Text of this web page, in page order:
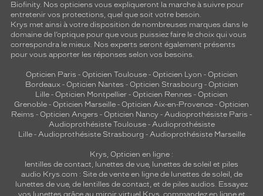
Biofinity. Nos opticiens vous expliqueront la marche à suivre pour
entretenir vos protections, quel que soit votre besoin.
Krys met ainsi à votre disposition de nombreuses marques dans le
domaine de l’optique pour que vous puissiez faire le choix qui vous
correspondra le mieux. Nos experts seront également présents
pour vous apporter les réponses selon vos besoins.
Opticien Paris - Opticien Toulouse- Opticien Lyon - Opticien
Bordeaux- Opticien Nantes - Opticien Strasbourg - Opticien
Lille - Opticien Montpellier - Opticien Rennes - Opticien
Grenoble - Opticien Marseille - Opticien Aix-en-Provence - Opticien
Reims - Opticien Angers - Opticien Nancy - Audioprothésiste Paris -
Audioprothésiste Toulouse- Audioprothésiste
Lille- Audioprothésiste Strasbourg - Audioprothésiste Marseille
Krys, Opticien en ligne :
lentilles de contact, lunettes de vue, lunettes de soleil et piles
audio Krys.com : Site de vente en ligne de lunettes de soleil, de
lunettes de vue, de lentilles de contact, et de piles audios. Essayez
vos lunettes grâce au miroir virtuel Krys, commandez en ligne et